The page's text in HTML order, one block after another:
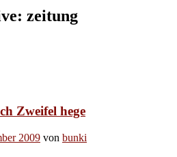
zeitung
Zweifel hege
2009 von bunki